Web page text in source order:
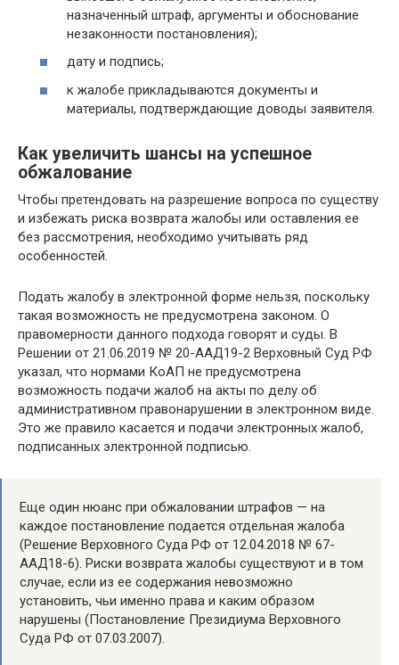
назначенный штраф, аргументы и обоснование
незаконности постановления);
дату и подпись;
к жалобе прикладываются документы и
материалы, подтверждающие доводы заявителя.
Как увеличить шансы на успешное
обжалование
Чтобы претендовать на разрешение вопроса по существу
и избежать риска возврата жалобы или оставления ее
без рассмотрения, необходимо учитывать ряд
особенностей.
Подать жалобу в электронной форме нельзя, поскольку
такая возможность не предусмотрена законом. О
правомерности данного подхода говорят и суды. В
Решении от 21.06.2019 № 20-ААД19-2 Верховный Суд РФ
указал, что нормами КоАП не предусмотрена
возможность подачи жалоб на акты по делу об
административном правонарушении в электронном виде.
Это же правило касается и подачи электронных жалоб,
подписанных электронной подписью.
Еще один нюанс при обжаловании штрафов — на
каждое постановление подается отдельная жалоба
(Решение Верховного Суда РФ от 12.04.2018 № 67-
ААД18-6). Риски возврата жалобы существуют и в том
случае, если из ее содержания невозможно
установить, чьи именно права и каким образом
нарушены (Постановление Президиума Верховного
Суда РФ от 07.03.2007).